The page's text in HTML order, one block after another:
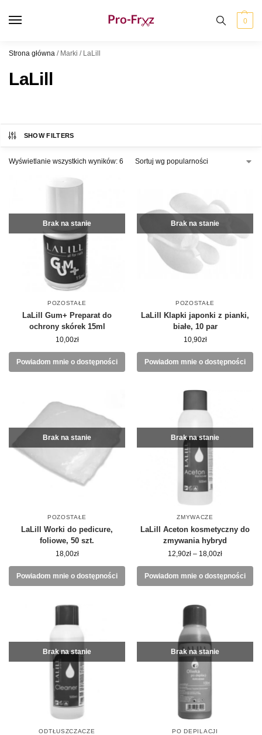
0
Strona główna / Marki / LaLill
LaLill
SHOW FILTERS
Wyświetlanie wszystkich wyników: 6
Brak na stanie
POZOSTAŁE
LaLill Gum+ Preparat do
ochrony skórek 15ml
10,00zł
Powiadom mnie o dostępności
Brak na stanie
POZOSTAŁE
LaLill Klapki japonki z pianki,
białe, 10 par
10,90zł
Powiadom mnie o dostępności
Brak na stanie
POZOSTAŁE
LaLill Worki do pedicure,
foliowe, 50 szt.
18,00zł
Powiadom mnie o dostępności
Brak na stanie
ZMYWACZE
LaLill Aceton kosmetyczny do
zmywania hybryd
12,90zł – 18,00zł
Powiadom mnie o dostępności
Brak na stanie
ODTŁUSZCZACZE
Brak na stanie
PO DEPILACJI